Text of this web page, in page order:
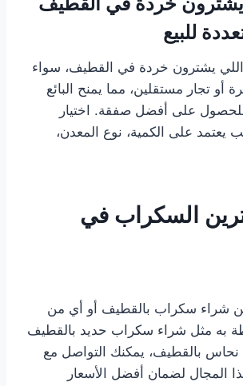
للبيع
اللي يشترون خردة في القطيف، سواء
أو تجار مستقلين، مما يمنح البائع
على أفضل صفقة. اختيار
يعتمد على الكمية، نوع المعدن،
السكراب في
شراء سكراب بالقطيف أو أي من
به مثل شراء سكراب حديد بالقطيف
بالقطيف، يمكنك التواصل مع
المجال لضمان أفضل الأسعار